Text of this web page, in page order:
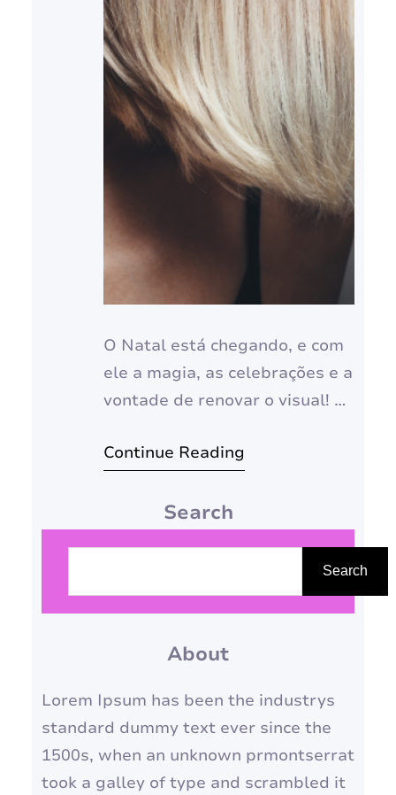
O Natal está chegando, e com
ele a magia, as celebrações e a
vontade de renovar o visual! Se
o corte de cabelo para arrasar
guia é para você! Reunimos as
e inspirações para te ajudar a
escolher o…
Continue Reading
Search
s
a
r
Search
About
Lorem Ipsum has been the industrys
standard dummy text ever since the
1500s, when an unknown prmontserrat
took a galley of type and scrambled it